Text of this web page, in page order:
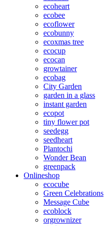
ecoheart
ecobee
ecoflower
ecobunny
ecoxmas tree
ecocup
ecocan
growtainer
ecobag
City Garden
garden in a glass
instant garden
ecopot
tiny flower pot
seedegg
seedheart
Plantochi
Wonder Bean
greenpack
Onlineshop
ecocube
Green Celebrations
Message Cube
ecoblock
orgrownizer